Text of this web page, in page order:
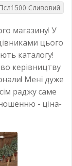
Сливовий
магазину! У
цього
каталогу!
керівництву
Мені дуже
раджу саме
- ціна-